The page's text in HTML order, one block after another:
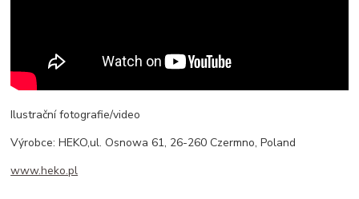
Ilustrační fotografie/video
Výrobce: HEKO,ul. Osnowa 61, 26-260 Czermno, Poland
www.heko.pl